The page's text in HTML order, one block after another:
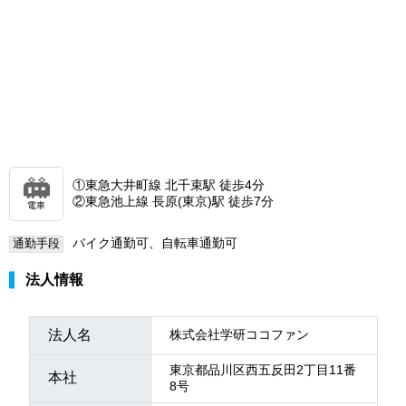
電車
①東急大井町線 北千束駅 徒歩4分
②東急池上線 長原(東京)駅 徒歩7分
通勤手段 バイク通勤可、自転車通勤可
法人情報
法人名 株式会社学研ココファン
本社
東京都品川区西五反田2丁目11番
8号